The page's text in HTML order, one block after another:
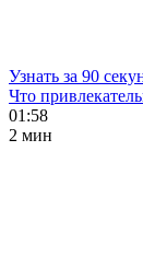
Узнать за 90
Что
01:58
2 мин